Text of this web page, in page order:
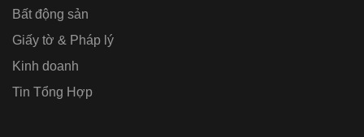
Bất động sản
Giấy tờ & Pháp lý
Kinh doanh
Tin Tổng Hợp